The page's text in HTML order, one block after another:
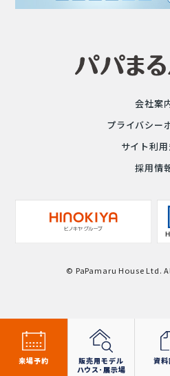
会社案
プライバシー
サイト利
採用情
© PaPamaru House Ltd.
来場予約
販売用モデル
ハウス･展示場
資料